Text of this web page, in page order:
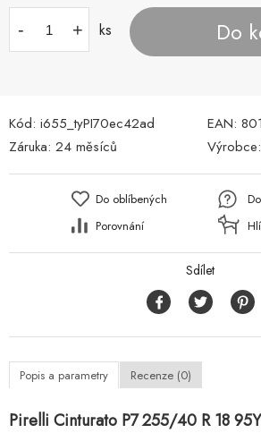
- + ks Do
Kód: i655_tyPI70ec42ad EAN:
Záruka: 24 měsíců Výrobce:
Do oblíbených
Porovnání
Sdílet
Popis a parametry Recenze (0)
Pirelli Cinturato P7 255/40 R 18 95Y